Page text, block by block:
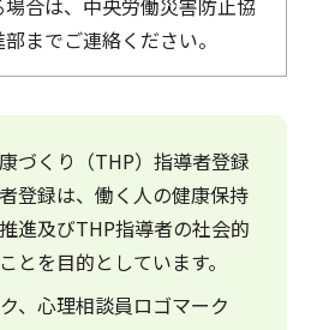
合は、中央労働災害防止協
までご連絡ください。
づくり（THP）指導者登録
登録は、働く人の健康保持
進及びTHP指導者の社会的
とを目的としています。
、心理相談員ロゴマーク